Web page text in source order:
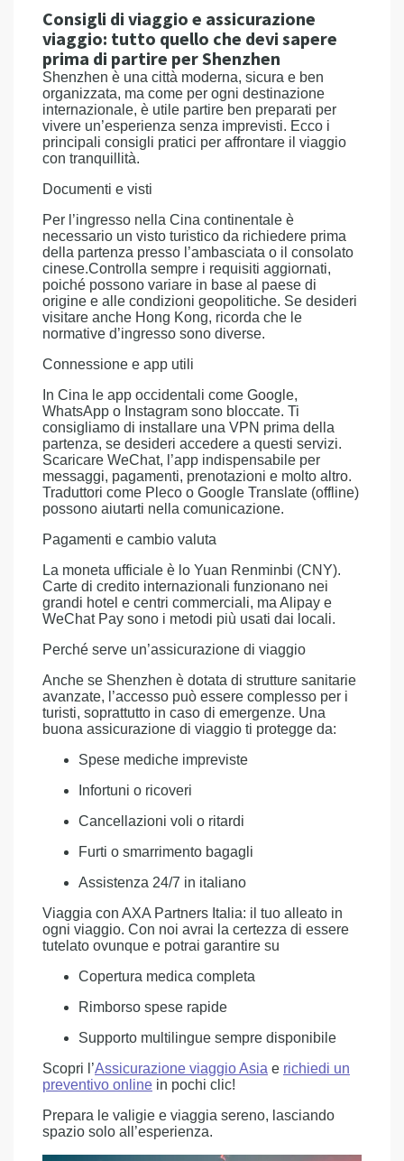
Consigli di viaggio e assicurazione
viaggio: tutto quello che devi sapere
prima di partire per Shenzhen
Shenzhen è una città moderna, sicura e ben
organizzata, ma come per ogni destinazione
internazionale, è utile partire ben preparati per
vivere un’esperienza senza imprevisti. Ecco i
principali consigli pratici per affrontare il viaggio
con tranquillità.
Documenti e visti
Per l’ingresso nella Cina continentale è
necessario un visto turistico da richiedere prima
della partenza presso l’ambasciata o il consolato
cinese.Controlla sempre i requisiti aggiornati,
poiché possono variare in base al paese di
origine e alle condizioni geopolitiche. Se desideri
visitare anche Hong Kong, ricorda che le
normative d’ingresso sono diverse.
Connessione e app utili
In Cina le app occidentali come Google,
WhatsApp o Instagram sono bloccate. Ti
consigliamo di installare una VPN prima della
partenza, se desideri accedere a questi servizi.
Scaricare WeChat, l’app indispensabile per
messaggi, pagamenti, prenotazioni e molto altro.
Traduttori come Pleco o Google Translate (offline)
possono aiutarti nella comunicazione.
Pagamenti e cambio valuta
La moneta ufficiale è lo Yuan Renminbi (CNY).
Carte di credito internazionali funzionano nei
grandi hotel e centri commerciali, ma Alipay e
WeChat Pay sono i metodi più usati dai locali.
Perché serve un’assicurazione di viaggio
Anche se Shenzhen è dotata di strutture sanitarie
avanzate, l’accesso può essere complesso per i
turisti, soprattutto in caso di emergenze. Una
buona assicurazione di viaggio ti protegge da:
Spese mediche impreviste
Infortuni o ricoveri
Cancellazioni voli o ritardi
Furti o smarrimento bagagli
Assistenza 24/7 in italiano
Viaggia con AXA Partners Italia: il tuo alleato in
ogni viaggio. Con noi avrai la certezza di essere
tutelato ovunque e potrai garantire su
Copertura medica completa
Rimborso spese rapide
Supporto multilingue sempre disponibile
Scopri l’Assicurazione viaggio Asia e richiedi un
preventivo online in pochi clic!
Prepara le valigie e viaggia sereno, lasciando
spazio solo all’esperienza.